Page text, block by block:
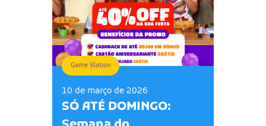
Game Station
10 de março de 2026
SÓ ATÉ DOMINGO: